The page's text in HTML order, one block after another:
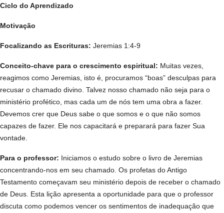
Ciclo do Aprendizado
Motivação
Focalizando as Escrituras: Jeremias 1:4-9
Conceito-chave para o crescimento espiritual: Muitas vezes,
reagimos como Jeremias, isto é, procuramos “boas” desculpas para
recusar o chamado divino. Talvez nosso chamado não seja para o
ministério profético, mas cada um de nós tem uma obra a fazer.
Devemos crer que Deus sabe o que somos e o que não somos
capazes de fazer. Ele nos capacitará e preparará para fazer Sua
vontade.
Para o professor: Iniciamos o estudo sobre o livro de Jeremias
concentrando-nos em seu chamado. Os profetas do Antigo
Testamento começavam seu ministério depois de receber o chamado
de Deus. Esta lição apresenta a oportunidade para que o professor
discuta como podemos vencer os sentimentos de inadequação que